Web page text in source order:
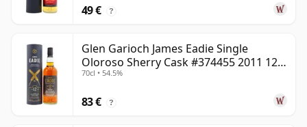
49 € ?
Glen Garioch James Eadie Single
Oloroso Sherry Cask #374455 2011 12
años
70cl • 54.5%
83 € ?